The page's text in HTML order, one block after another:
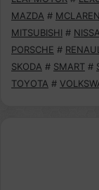
MAZDA # MCLAREN
MITSUBISHI #
PORSCHE #
SKODA # SMART #
TOYOTA #